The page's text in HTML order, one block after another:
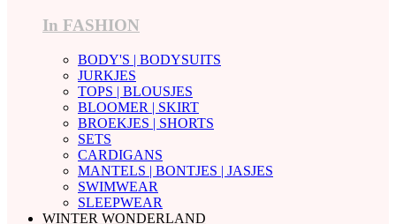
In FASHION
BODY'S | BODYSUITS
JURKJES
TOPS | BLOUSJES
BLOOMER | SKIRT
BROEKJES | SHORTS
SETS
CARDIGANS
MANTELS | BONTJES | JASJES
SWIMWEAR
SLEEPWEAR
WINTER WONDERLAND